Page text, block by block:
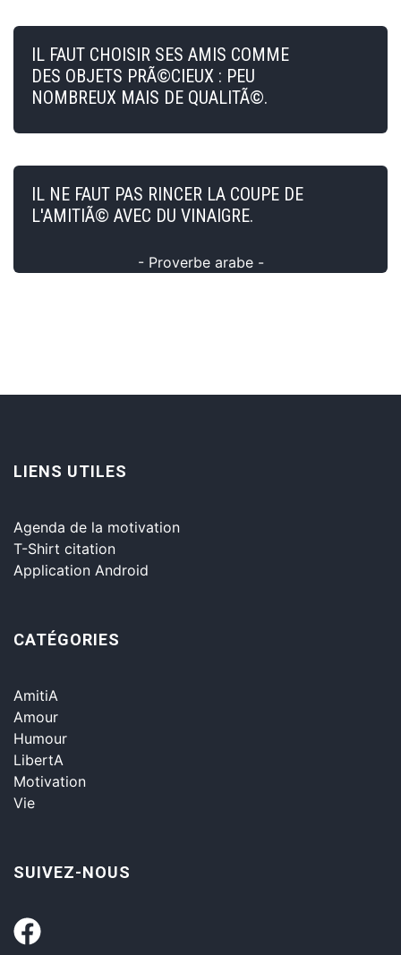
IL FAUT CHOISIR SES AMIS COMME
DES OBJETS PRÃ©CIEUX : PEU
NOMBREUX MAIS DE QUALITÃ©.
IL NE FAUT PAS RINCER LA COUPE DE
L'AMITIÃ© AVEC DU VINAIGRE.
- Proverbe arabe -
LIENS UTILES
Agenda de la motivation
T-Shirt citation
Application Android
CATÉGORIES
AmitiA
Amour
Humour
LibertA
Motivation
Vie
SUIVEZ-NOUS